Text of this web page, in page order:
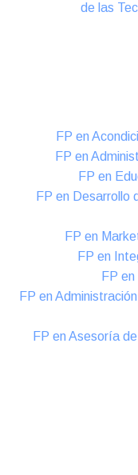
de las
FP en
FP en
FP en
FP en Desarrollo
FP en
FP en
FP
FP en
FP en Asesoría